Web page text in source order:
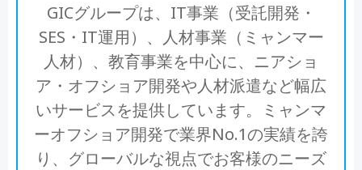
GICグループは、IT事業（受託開発・
SES・IT運用）、人材事業（ミャンマー
人材）、教育事業を中心に、ニアショ
ア・オフショア開発や人材派遣など幅広
いサービスを提供しています。ミャンマ
ーオフショア開発で業界No.1の実績を誇
り、グローバルな視点でお客様のニーズ